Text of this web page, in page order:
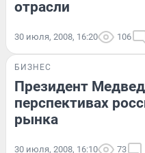
отрасли
30 июля, 2008, 16:20 106
БИЗНЕС
Президент
перспективах
рынка
30 июля, 2008, 16:10 73